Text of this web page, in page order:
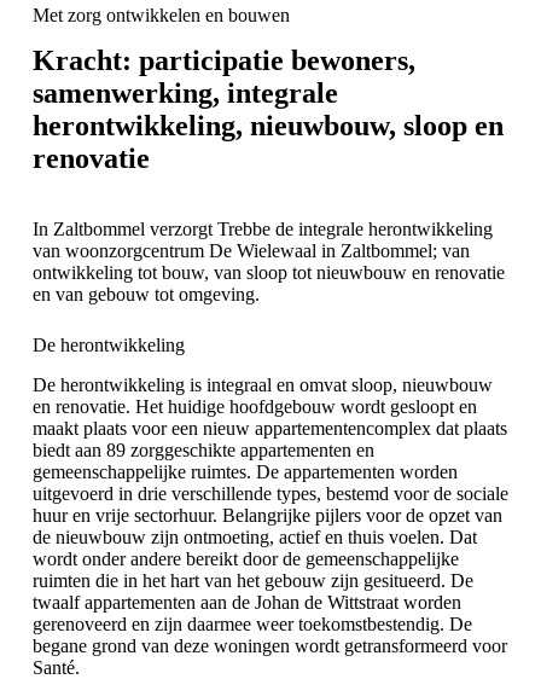
Met zorg ontwikkelen en bouwen
Kracht: participatie bewoners,
samenwerking, integrale
herontwikkeling, nieuwbouw, sloop en
renovatie
In Zaltbommel verzorgt Trebbe de integrale herontwikkeling
van woonzorgcentrum De Wielewaal in Zaltbommel; van
ontwikkeling tot bouw, van sloop tot nieuwbouw en renovatie
en van gebouw tot omgeving.
De herontwikkeling
De herontwikkeling is integraal en omvat sloop, nieuwbouw
en renovatie. Het huidige hoofdgebouw wordt gesloopt en
maakt plaats voor een nieuw appartementencomplex dat plaats
biedt aan 89 zorggeschikte appartementen en
gemeenschappelijke ruimtes. De appartementen worden
uitgevoerd in drie verschillende types, bestemd voor de sociale
huur en vrije sectorhuur. Belangrijke pijlers voor de opzet van
de nieuwbouw zijn ontmoeting, actief en thuis voelen. Dat
wordt onder andere bereikt door de gemeenschappelijke
ruimten die in het hart van het gebouw zijn gesitueerd. De
twaalf appartementen aan de Johan de Wittstraat worden
gerenoveerd en zijn daarmee weer toekomstbestendig. De
begane grond van deze woningen wordt getransformeerd voor
Santé.